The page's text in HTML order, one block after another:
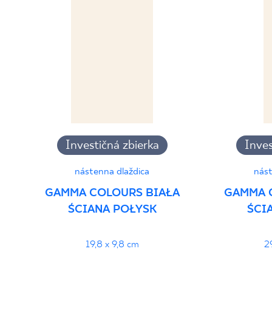
Investičná zbierka
nástenna dlaždica
GAMMA COLOURS BIAŁA
ŚCIANA POŁYSK
19,8 x 9,8 cm
GAMMA